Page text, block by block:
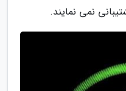
نمی نمایند.